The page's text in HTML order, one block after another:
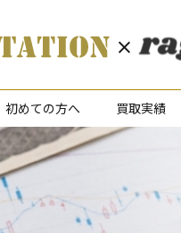
初めての方へ 買取実績